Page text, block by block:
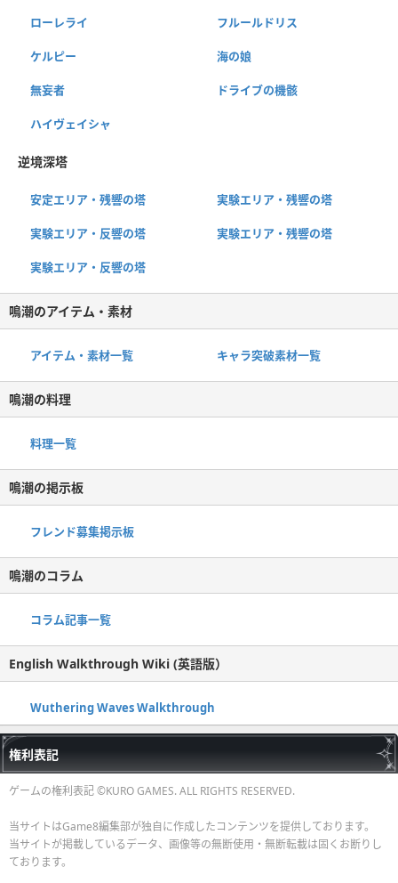
ローレライ フルールドリス
ケルピー 海の娘
無妄者 ドライブの機骸
ハイヴェイシャ
逆境深塔
安定エリア・残響の塔 実験エリア・残響の塔
実験エリア・反響の塔 実験エリア・残響の塔
実験エリア・反響の塔
鳴潮のアイテム・素材
アイテム・素材一覧 キャラ突破素材一覧
鳴潮の料理
料理一覧
鳴潮の掲示板
フレンド募集掲示板
鳴潮のコラム
コラム記事一覧
English Walkthrough Wiki (英語版）
Wuthering Waves Walkthrough
権利表記
ゲームの権利表記 ©KURO GAMES. ALL RIGHTS RESERVED.
当サイトはGame8編集部が独自に作成したコンテンツを提供しております。
当サイトが掲載しているデータ、画像等の無断使用・無断転載は固くお断りし
ております。